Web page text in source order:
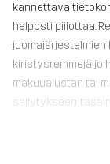
kannettava
helposti piilottaa.
kiristysremmejä
makuualustan tai
säilytykseen,